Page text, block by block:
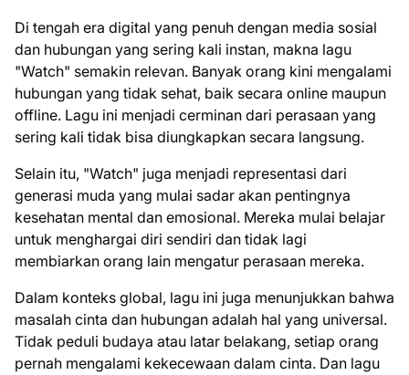
Di tengah era digital yang penuh dengan media sosial
dan hubungan yang sering kali instan, makna lagu
"Watch" semakin relevan. Banyak orang kini mengalami
hubungan yang tidak sehat, baik secara online maupun
offline. Lagu ini menjadi cerminan dari perasaan yang
sering kali tidak bisa diungkapkan secara langsung.
Selain itu, "Watch" juga menjadi representasi dari
generasi muda yang mulai sadar akan pentingnya
kesehatan mental dan emosional. Mereka mulai belajar
untuk menghargai diri sendiri dan tidak lagi
membiarkan orang lain mengatur perasaan mereka.
Dalam konteks global, lagu ini juga menunjukkan bahwa
masalah cinta dan hubungan adalah hal yang universal.
Tidak peduli budaya atau latar belakang, setiap orang
pernah mengalami kekecewaan dalam cinta. Dan lagu